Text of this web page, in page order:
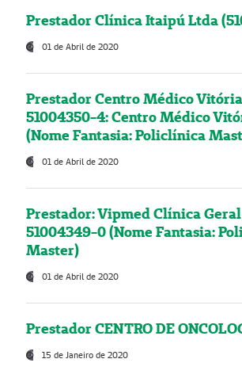
Prestador Clínica Itaipú Ltda
01 de Abril de 2020
Prestador Centro Médico
51004350-4: Centro Médico
(Nome Fantasia: Policlínica
01 de Abril de 2020
Prestador: Vipmed Clínica
51004349-0 (Nome Fantasia:
Master)
01 de Abril de 2020
Prestador CENTRO DE
15 de Janeiro de 2020